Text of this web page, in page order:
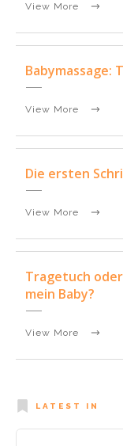
View More
Babymassage:
View More
Die ersten
View More
Tragetuch
mein Baby?
View More
LATEST IN